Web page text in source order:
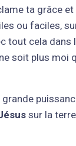
ta grâce
ou faciles,
tout cela dans
soit plus moi
sur la